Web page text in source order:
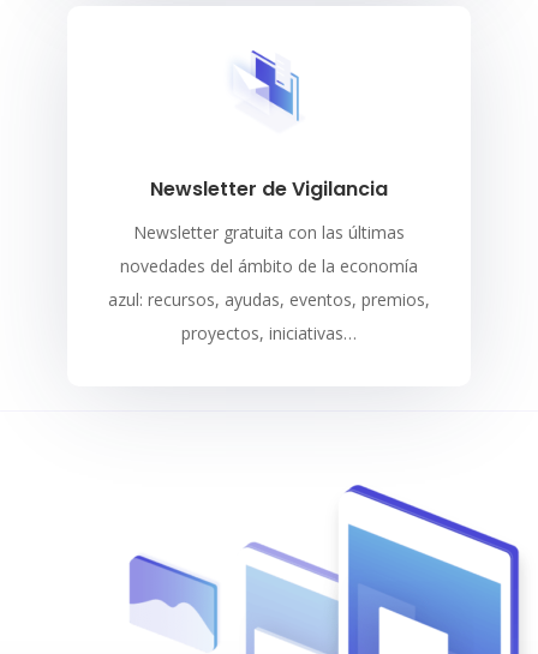
Newsletter de Vigilancia
Newsletter gratuita con las últimas
novedades del ámbito de la economía
azul: recursos, ayudas, eventos, premios,
proyectos, iniciativas…